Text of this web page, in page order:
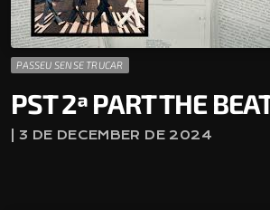
PASSEU SENSE TRUCAR
PST 2ª PART THE
| 3 DE DECEMBER DE 2024